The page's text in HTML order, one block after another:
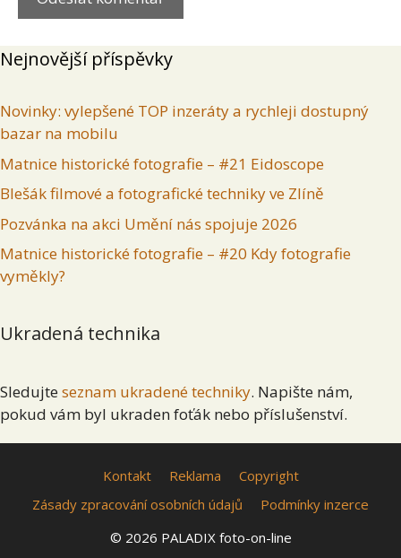
Nejnovější příspěvky
Novinky: vylepšené TOP inzeráty a rychleji dostupný
bazar na mobilu
Matnice historické fotografie – #21 Eidoscope
Blešák filmové a fotografické techniky ve Zlíně
Pozvánka na akci Umění nás spojuje 2026
Matnice historické fotografie – #20 Kdy fotografie
vyměkly?
Ukradená technika
Sledujte seznam ukradené techniky. Napište nám,
pokud vám byl ukraden foťák nebo příslušenství.
Kontakt Reklama
Copyright
Zásady zpracování osobních údajů
Podmínky inzerce
© 2026 PALADIX foto-on-line